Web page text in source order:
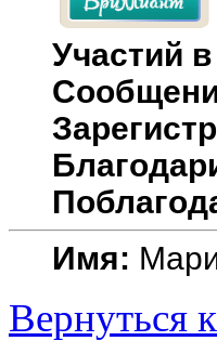
Участий
Имя:
Вернуться